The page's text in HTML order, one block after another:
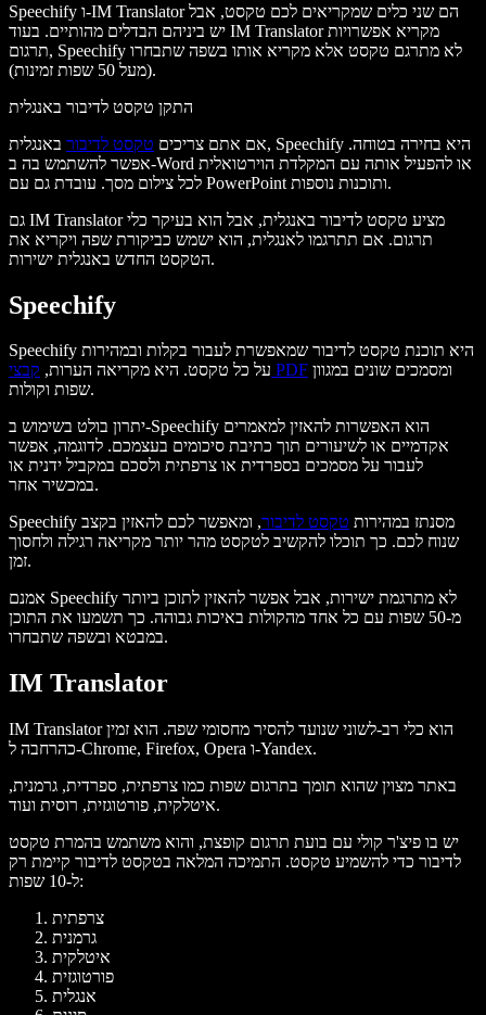
Speechify ו-IM Translator הם שני כלים שמקריאים לכם טקסט, אבל
יש ביניהם הבדלים מהותיים. בעוד IM Translator מקריא אפשרויות
תרגום, Speechify לא מתרגם טקסט אלא מקריא אותו בשפה שתבחרו
(מעל 50 שפות זמינות).
התקן טקסט לדיבור באנגלית
אם אתם צריכים טקסט לדיבור באנגלית, Speechify היא בחירה בטוחה.
אפשר להשתמש בה ב-Word או להפעיל אותה עם המקלדת הוירטואלית
לכל צילום מסך. עובדת גם עם PowerPoint ותוכנות נוספות.
גם IM Translator מציע טקסט לדיבור באנגלית, אבל הוא בעיקר כלי
תרגום. אם תתרגמו לאנגלית, הוא ישמש כביקורת שפה ויקריא את
הטקסט החדש באנגלית ישירות.
Speechify
Speechify היא תוכנת טקסט לדיבור שמאפשרת לעבור בקלות ובמהירות
על כל טקסט. היא מקריאה הערות, קבצי PDF
שפות וקולות.
יתרון בולט בשימוש ב-Speechify הוא האפשרות להאזין למאמרים
אקדמיים או לשיעורים תוך כתיבת סיכומים בעצמכם. לדוגמה, אפשר
לעבור על מסמכים בספרדית או צרפתית ולסכם במקביל ידנית או
במכשיר אחר.
Speechify מסנתז במהירות טקסט לדיבור, ומאפשר לכם להאזין בקצב
שנוח לכם. כך תוכלו להקשיב לטקסט מהר יותר מקריאה רגילה ולחסוך
זמן.
אמנם Speechify לא מתרגמת ישירות, אבל אפשר להאזין לתוכן ביותר
מ-50 שפות עם כל אחד מהקולות באיכות גבוהה. כך תשמעו את התוכן
במבטא ובשפה שתבחרו.
IM Translator
IM Translator הוא כלי רב-לשוני שנועד להסיר מחסומי שפה. הוא זמין
כהרחבה ל-Chrome, Firefox, Opera ו-Yandex.
באתר מצוין שהוא תומך בתרגום שפות כמו צרפתית, ספרדית, גרמנית,
איטלקית, פורטוגזית, רוסית ועוד.
יש בו פיצ'ר קולי עם בועת תרגום קופצת, והוא משתמש בהמרת טקסט
לדיבור כדי להשמיע טקסט. התמיכה המלאה בטקסט לדיבור קיימת רק
ל-10 שפות:
צרפתית
גרמנית
איטלקית
פורטוגזית
אנגלית